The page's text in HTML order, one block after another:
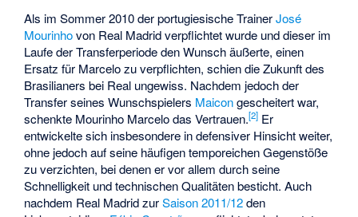
Als im Sommer 2010 der portugiesische TrainerJosé
Mourinhovon Real Madrid verpflichtet wurde und dieser im
Laufe der Transferperiode den Wunsch äußerte, einen
Ersatz für Marcelo zu verpflichten, schien die Zukunft des
Brasilianers bei Real ungewiss. Nachdem jedoch der
Transfer seines Wunschspielers Maicongescheitert war,
schenkte Mourinho Marcelo das Vertrauen.[2] Er
entwickelte sich insbesondere in defensiver Hinsicht weiter,
ohne jedoch auf seine häufigen temporeichen Gegenstöße
zu verzichten, bei denen er vor allem durch seine
Schnelligkeit und technischen Qualitäten besticht. Auch
nachdem Real Madrid zurSaison 2011/12den